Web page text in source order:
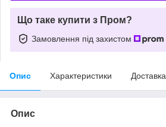
Що таке купити з Пром?
Замовлення під захистом
Опис Характеристики Доставка
Опис